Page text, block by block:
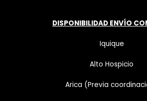
DISPONIBILIDAD ENVÍO
Iquique
Alto Hospicio
Arica (Previa